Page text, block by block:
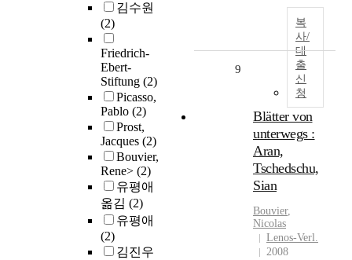
김수원
(2)
Friedrich-
Ebert-
Stiftung (2)
Picasso,
Pablo (2)
Prost,
Jacques (2)
Bouvier,
Rene> (2)
유평애
옮김 (2)
유평애
(2)
김진우
복
사/
대
출
신
청
9
Blätter von
unterwegs :
Aran,
Tschedschu,
Sian
Bouvier,
Nicolas
Lenos-Verl.
2008